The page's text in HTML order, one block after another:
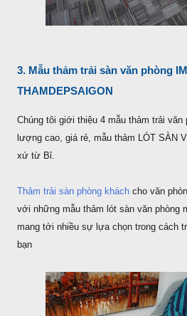
3. Mẫu thảm trải sàn văn phòng
THAMDEPSAIGON
Chúng tôi giới thiệu 4 mẫu thảm trải văn
lượng cao, giá rẻ, mẫu thảm LÓT SÀN
xứ từ Bỉ.
Thảm trải sàn phòng khách cho văn
với những mẫu thảm lót sàn văn phòng
mang tới nhiều sự lựa chọn trong cách
bạn